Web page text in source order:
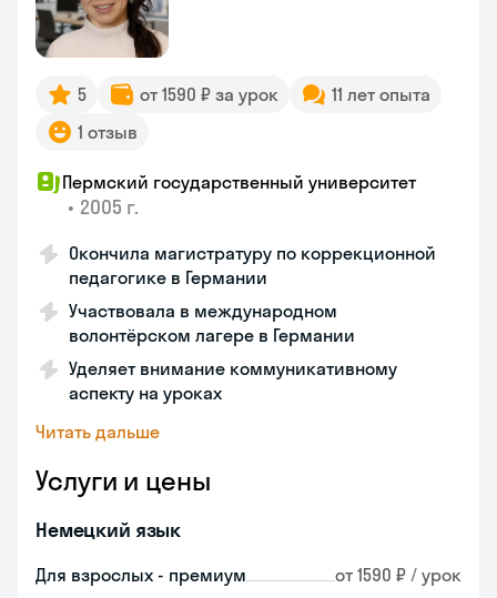
5 от 1590 ₽ за урок
11 лет опыта
1 отзыв
Пермский государственный университет
• 2005 г.
Окончила магистратуру по коррекционной
педагогике в Германии
Участвовала в международном
волонтёрском лагере в Германии
Уделяет внимание коммуникативному
аспекту на уроках
Читать дальше
Услуги и цены
Немецкий язык
Для взрослых - премиум от 1590 ₽ / урок